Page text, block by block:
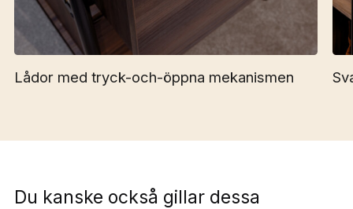
Lådor med tryck-och-öppna mekanismen
Du kanske också gillar dessa